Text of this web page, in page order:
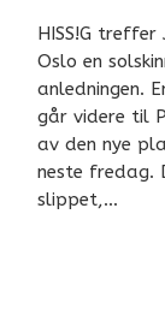
HISS!G
Oslo en
anledningen.
går videre til
av den nye
neste fredag.
slippet,…